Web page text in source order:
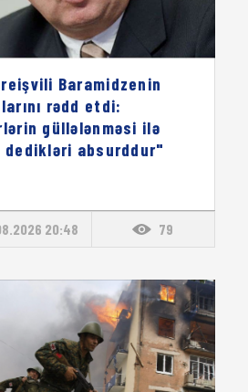
Baramidzenin
rədd etdi:
güllələnməsi ilə
dedikləri absurddur"
20:48 79